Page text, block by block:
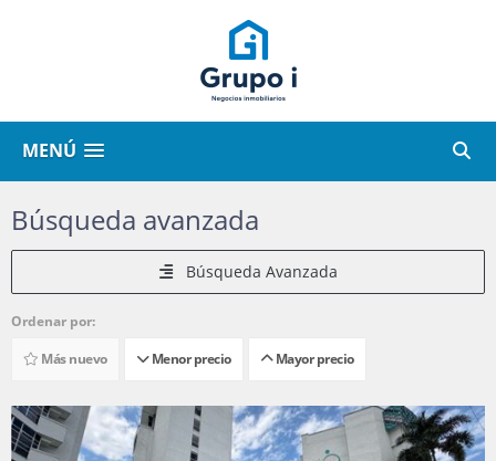
MENÚ
Búsqueda avanzada
Búsqueda Avanzada
Ordenar por:
Más nuevo
Menor precio Mayor precio